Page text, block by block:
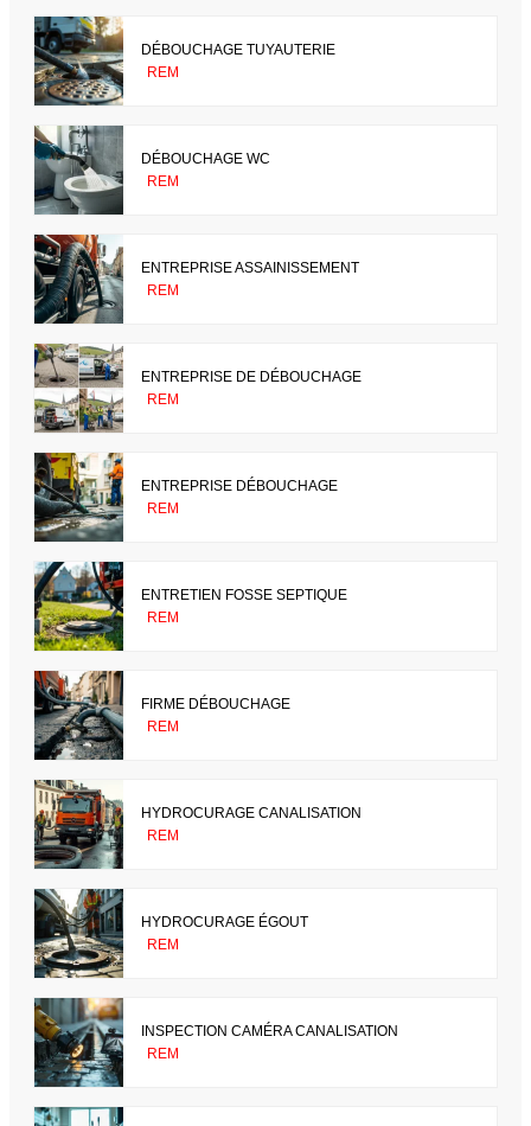
DÉBOUCHAGE TUYAUTERIE
REM
DÉBOUCHAGE WC
REM
ENTREPRISE ASSAINISSEMENT
REM
ENTREPRISE DE DÉBOUCHAGE
REM
ENTREPRISE DÉBOUCHAGE
REM
ENTRETIEN FOSSE SEPTIQUE
REM
FIRME DÉBOUCHAGE
REM
HYDROCURAGE CANALISATION
REM
HYDROCURAGE ÉGOUT
REM
INSPECTION CAMÉRA CANALISATION
REM